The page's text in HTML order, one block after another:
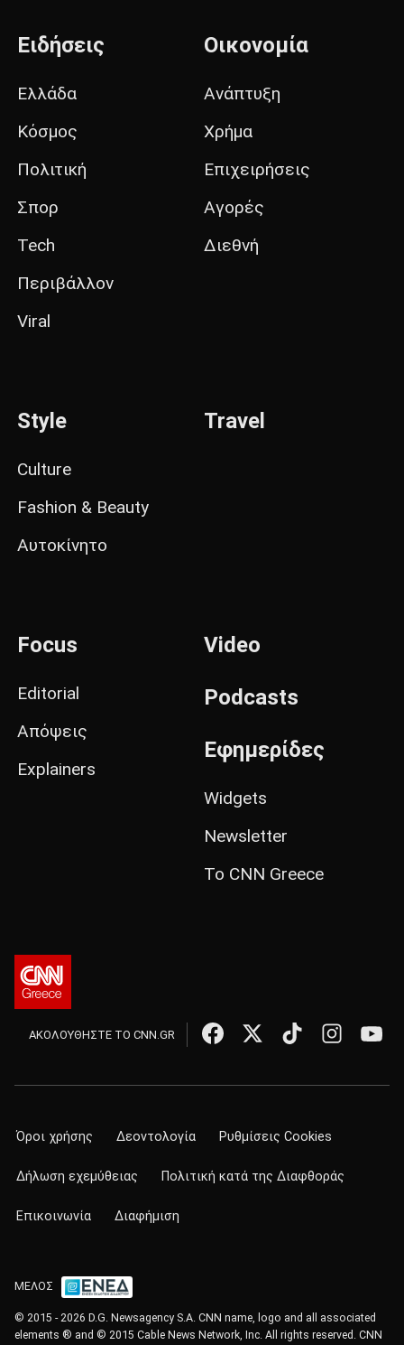
Ειδήσεις
Ελλάδα
Κόσμος
Πολιτική
Σπορ
Tech
Περιβάλλον
Viral
Οικονομία
Ανάπτυξη
Χρήμα
Επιχειρήσεις
Αγορές
Διεθνή
Style
Culture
Fashion & Beauty
Αυτοκίνητο
Travel
Focus
Editorial
Απόψεις
Explainers
Video
Podcasts
Εφημερίδες
Widgets
Newsletter
Το CNN Greece
ΑΚΟΛΟΥΘΗΣΤΕ ΤΟ CNN.GR
Όροι χρήσης Δεοντολογία Ρυθμίσεις Cookies
Δήλωση εχεμύθειας Πολιτική κατά της Διαφθοράς
Επικοινωνία Διαφήμιση
ΜΕΛΟΣ
© 2015 - 2026 D.G. Newsagency S.A. CNN name, logo and all associated
elements ® and © 2015 Cable News Network, Inc. All rights reserved. CNN